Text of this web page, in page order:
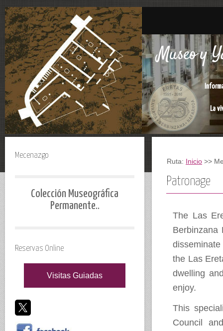
Museo y
La
Ruta: Inicio >>
Patronage
The Las
Berbinzana
the Las
dwelling
enjoy.
This
Council
Mecenazgo
Colección Museográfica
Permanente..
Reservas Online
Visitas Guiadas